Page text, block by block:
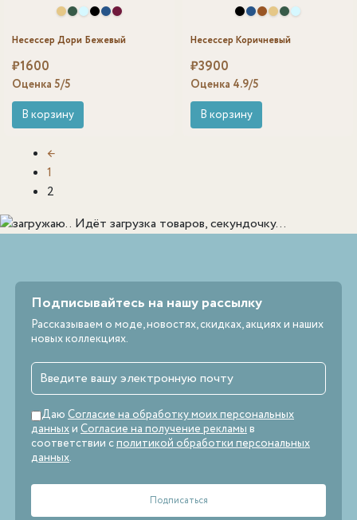
Несессер Дори Бежевый
₽1600
Оценка 5/5
В корзину
Несессер Коричневый
₽3900
Оценка 4.9/5
В корзину
←
1
2
Идёт загрузка товаров, секундочку...
Подписывайтесь на нашу рассылку
Рассказываем о моде, новостях, скидках, акциях и наших
новых коллекциях.
Даю Согласие на обработку моих персональных
данныхи Согласие на получение рекламыв
соответствии сполитикой обработки персональных
данных.